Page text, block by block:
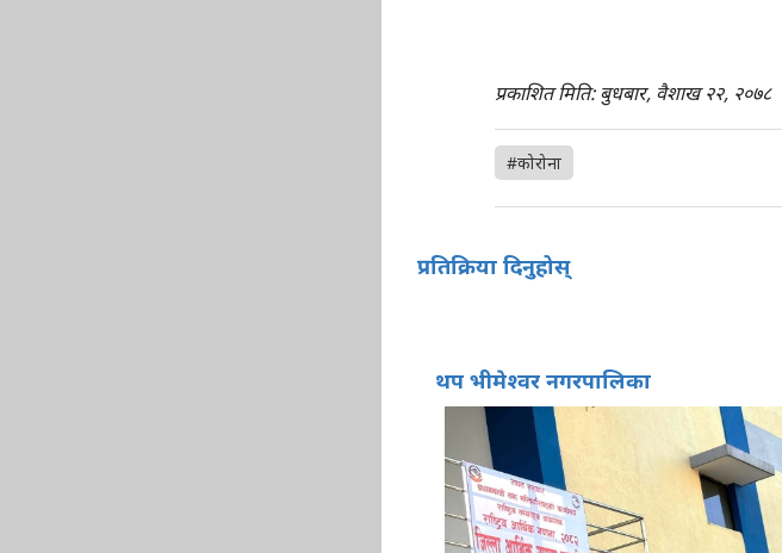
प्रकाशित मिति: बुधबार, वैशाख २२, २०७८
#कोरोना
प्रतिक्रिया दिनुहोस्
थप भीमेश्वर नगरपालिका